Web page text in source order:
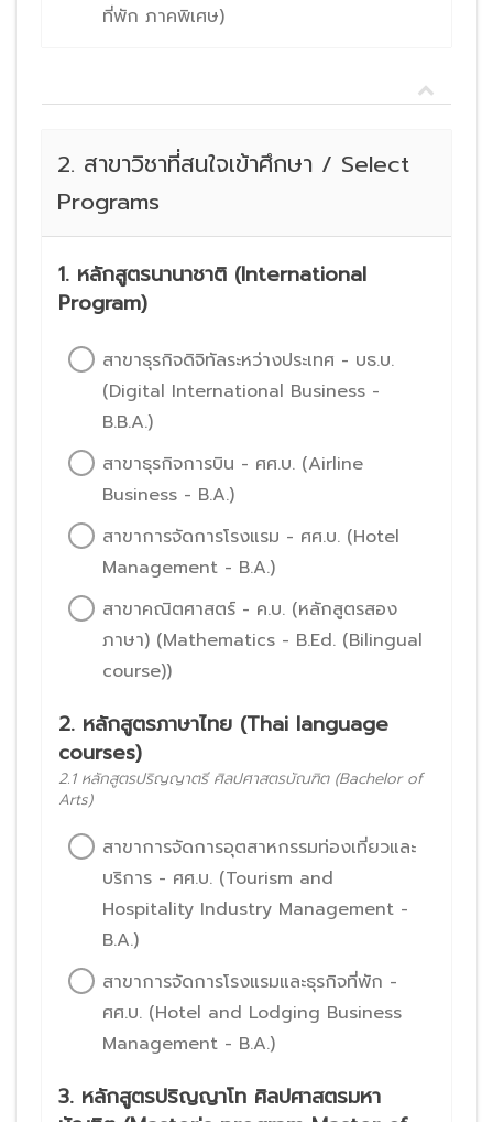
ที่พัก ภาคพิเศษ)
2. สาขาวิชาที่สนใจเข้าศึกษา / Select
Programs
1. หลักสูตรนานาชาติ (International
Program)
สาขาธุรกิจดิจิทัลระหว่างประเทศ - บธ.บ.
(Digital International Business -
B.B.A.)
สาขาธุรกิจการบิน - ศศ.บ. (Airline
Business - B.A.)
สาขาการจัดการโรงแรม - ศศ.บ. (Hotel
Management - B.A.)
สาขาคณิตศาสตร์ - ค.บ. (หลักสูตรสอง
ภาษา) (Mathematics - B.Ed. (Bilingual
course))
2. หลักสูตรภาษาไทย (Thai language
courses)
2.1 หลักสูตรปริญญาตรี ศิลปศาสตรบัณฑิต (Bachelor of
Arts)
สาขาการจัดการอุตสาหกรรมท่องเที่ยวและ
บริการ - ศศ.บ. (Tourism and
Hospitality Industry Management -
B.A.)
สาขาการจัดการโรงแรมและธุรกิจที่พัก -
ศศ.บ. (Hotel and Lodging Business
Management - B.A.)
3. หลักสูตรปริญญาโท ศิลปศาสตรมหา